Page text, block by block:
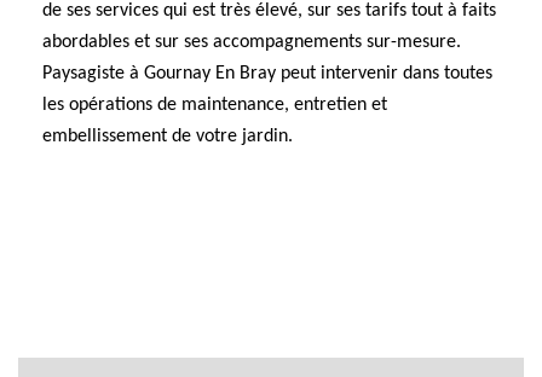
de ses services qui est très élevé, sur ses tarifs tout à faits
abordables et sur ses accompagnements sur-mesure.
Paysagiste à Gournay En Bray peut intervenir dans toutes
les opérations de maintenance, entretien et
embellissement de votre jardin.